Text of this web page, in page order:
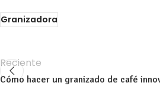
Granizadora
Reciente
Cómo hacer un granizado de café